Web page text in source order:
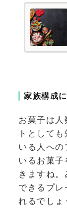
家族構成
お菓子は
トとして
いる人への
いるお菓
きますね
できるプ
れるでしょ